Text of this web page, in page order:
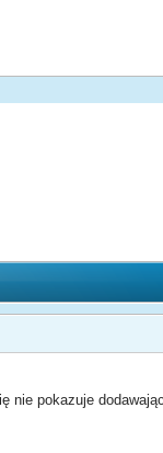
pokazuje